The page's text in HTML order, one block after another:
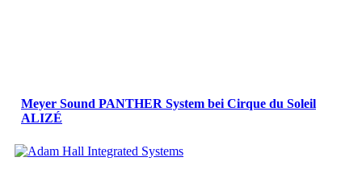
Meyer Sound PANTHER System bei Cirque du Soleil
ALIZÉ